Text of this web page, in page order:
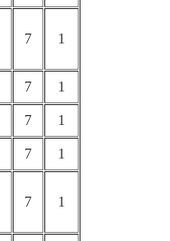
7 1
7 1
7 1
7 1
7 1